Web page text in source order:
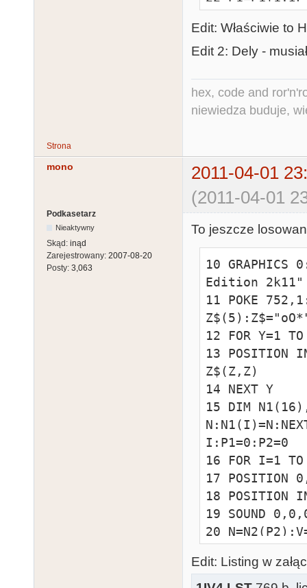
23 GOTO 16
100 GOTO
,120
0,215,241
Edit: Właściwie to
Edit 2: Dely -
hex, code and
niewiedza buduje,
Strona
mono
2011-04-01
(2011-04-01
Podkasetarz
Nieaktywny
Skąd: inąd
Zarejestrowany: 2007-08-20
Posty: 3,063
To jeszcze
10
Edition 2k11"
11 POKE
12 FOR Y=1
13 POSITION
Z$(Z,Z)
14 NEXT Y
15 DIM
I:P1=0:P2=0
16 FOR I=1
17 POSITION
18 POSITION
19 SOUND
20
22 P1=P1+1:IF
P2=0
Edit: Listing w